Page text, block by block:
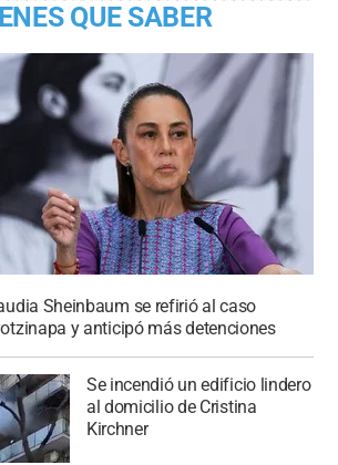
QUE SABER
Sheinbaum se refirió al caso
y anticipó más detenciones
Se incendió un edificio lindero
al domicilio de Cristina
Kirchner